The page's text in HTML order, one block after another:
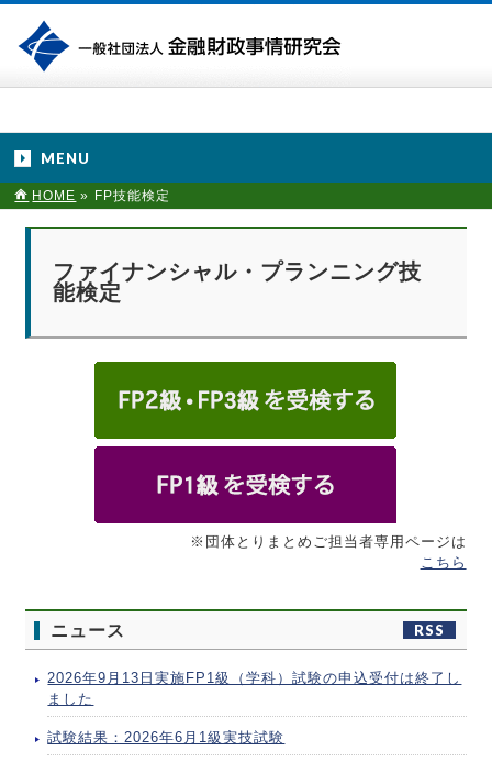
MENU
HOME » FP技能検定
ファイナンシャル・プランニング技
能検定
※団体とりまとめご担当者専用ページは
こちら
ニュース RSS
2026年9月13日実施FP1級（学科）試験の申込受付は終了し
ました
試験結果：2026年6月1級実技試験